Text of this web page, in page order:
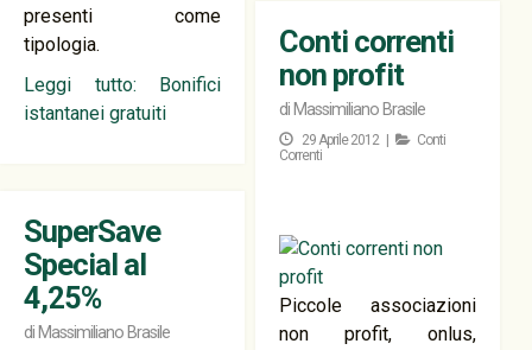
presenti come
tipologia.
Leggi tutto: Bonifici
istantanei gratuiti
Conti correnti
non profit
di Massimiliano Brasile
29 Aprile 2012 |
Conti
Correnti
Piccole associazioni
non profit, onlus,
SuperSave
Special al
4,25%
di Massimiliano Brasile